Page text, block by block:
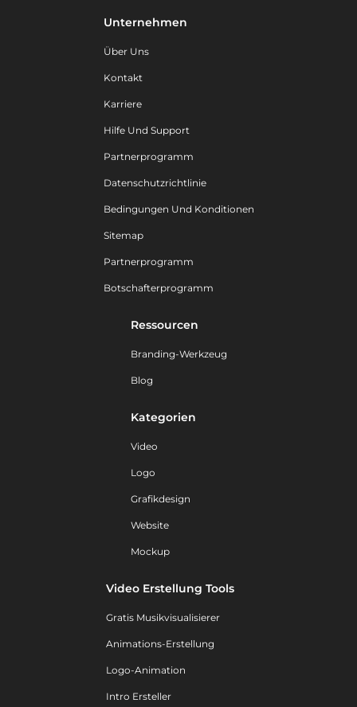
Unternehmen
Über Uns
Kontakt
Karriere
Hilfe Und Support
Partnerprogramm
Datenschutzrichtlinie
Bedingungen Und Konditionen
Sitemap
Partnerprogramm
Botschafterprogramm
Ressourcen
Branding-Werkzeug
Blog
Kategorien
Video
Logo
Grafikdesign
Website
Mockup
Video Erstellung Tools
Gratis Musikvisualisierer
Animations-Erstellung
Logo-Animation
Intro Ersteller